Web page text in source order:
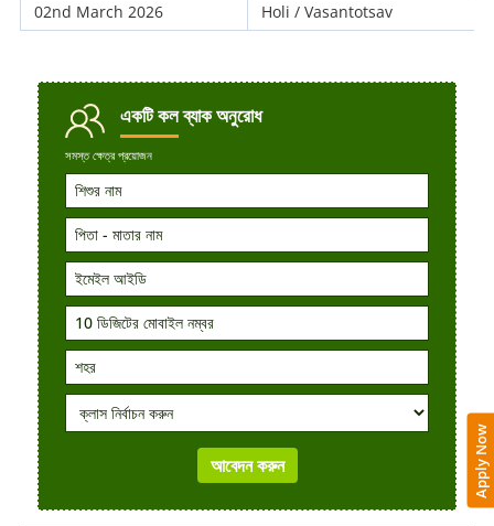
02nd March 2026
Holi / Vasantotsav
একটি কলব্যাক অনুরোধ
সমস্ত ক্ষেত্র প্রয়োজন
Apply Now